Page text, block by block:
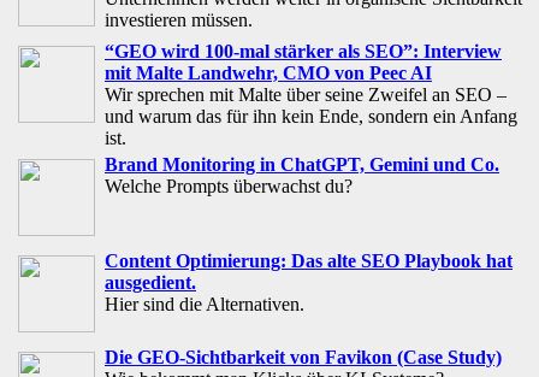
investieren müssen.
“GEO wird 100-mal stärker als SEO”: Interview
mit Malte Landwehr, CMO von Peec AI
Wir sprechen mit Malte über seine Zweifel an SEO –
und warum das für ihn kein Ende, sondern ein Anfang
ist.
Brand Monitoring in ChatGPT, Gemini und Co.
Welche Prompts überwachst du?
Content Optimierung: Das alte SEO Playbook hat
ausgedient.
Hier sind die Alternativen.
Die GEO-Sichtbarkeit von Favikon (Case Study)